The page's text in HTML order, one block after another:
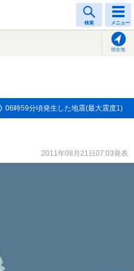
検索 メニュー
現在地
06時59分頃発生した地震(最大震度1)
2011年08月21日07:03発表